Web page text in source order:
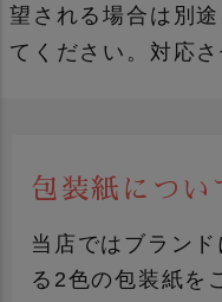
望される場合は別
てください。対応さ
包装紙につい
当店ではブラン
る2色の包装紙を